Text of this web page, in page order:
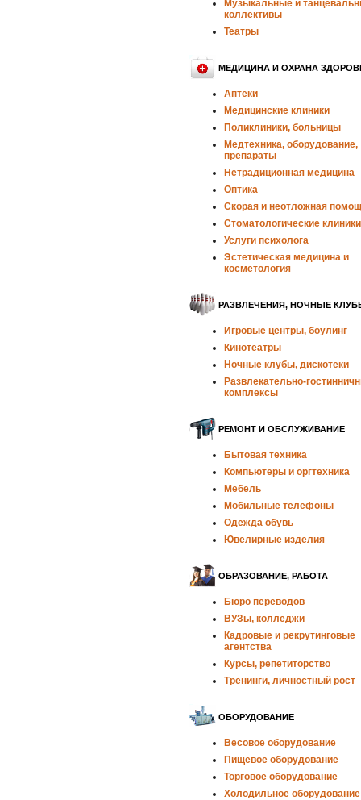
Музыкальные и
коллективы
Театры
МЕДИЦИНА И ОХРАНА
Аптеки
Медицинские клиники
Поликлиники, больницы
Медтехника, оборудование,
препараты
Нетрадиционная медицина
Оптика
Скорая и неотложная
Стоматологические клиники
Услуги психолога
Эстетическая медицина и
косметология
РАЗВЛЕЧЕНИЯ, НОЧНЫЕ
Игровые центры, боулинг
Кинотеатры
Ночные клубы, дискотеки
Развлекательно-
комплексы
РЕМОНТ И ОБСЛУЖИВАНИЕ
Бытовая техника
Компьютеры и оргтехника
Мебель
Мобильные телефоны
Одежда обувь
Ювелирные изделия
ОБРАЗОВАНИЕ, РАБОТА
Бюро переводов
ВУЗы, колледжи
Кадровые и рекрутинговые
агентства
Курсы, репетиторство
Тренинги, личностный рост
ОБОРУДОВАНИЕ
Весовое оборудование
Пищевое оборудование
Торговое оборудование
Холодильное оборудование